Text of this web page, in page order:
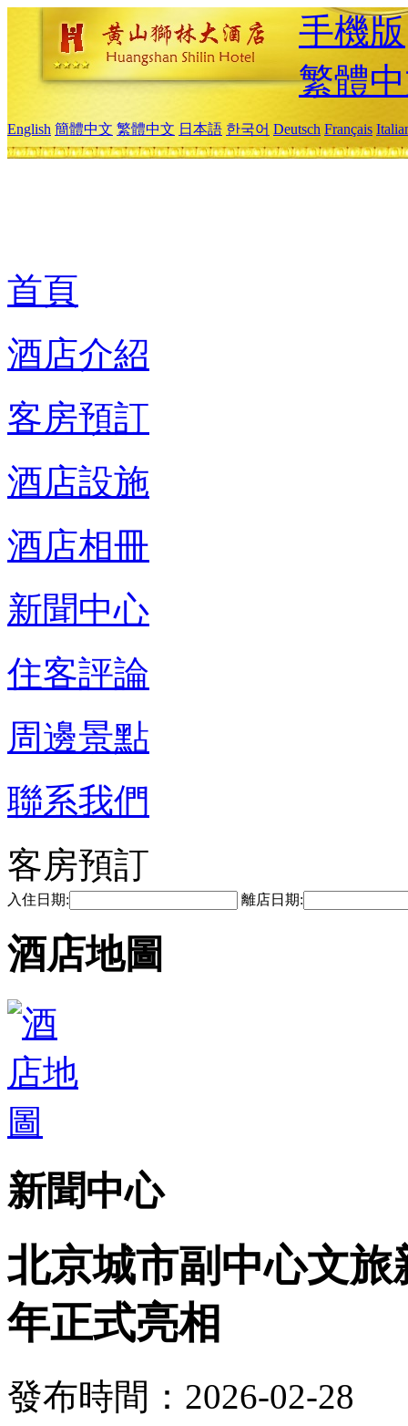
手機版
繁體
English 簡體中文 繁體中文 日本語 한국어 Deutsch Français
首頁
酒店介紹
客房預訂
酒店設施
酒店相冊
新聞中心
住客評論
周邊景點
聯系我們
客房預訂
入住日期: 離店日期:
酒店地圖
新聞中心
北京城市副中心文
年正式亮相
發布時間：2026-02-28